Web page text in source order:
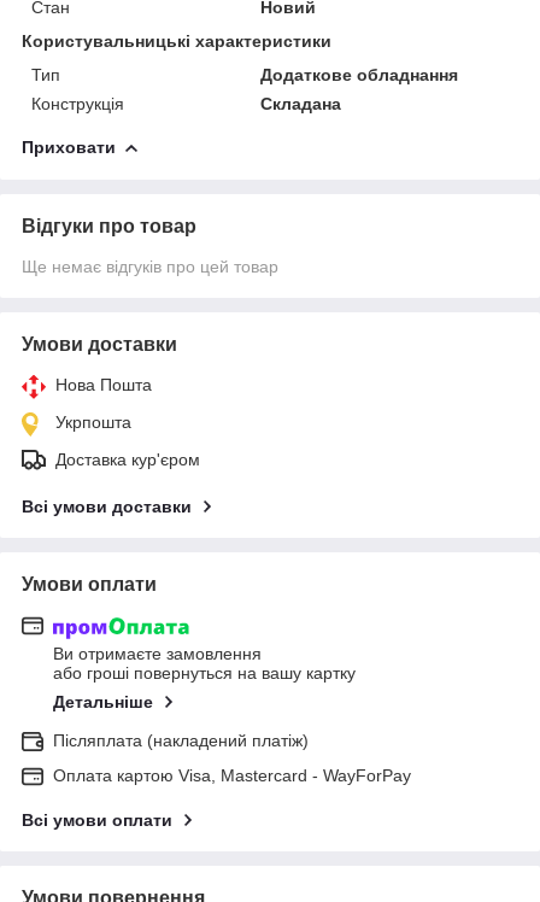
Стан
Новий
Користувальницькі характеристики
Тип
Додаткове обладнання
Конструкція
Складана
Приховати
Відгуки про товар
Ще немає відгуків про цей товар
Умови доставки
Нова Пошта
Укрпошта
Доставка кур'єром
Всі умови доставки
Умови оплати
Ви отримаєте замовлення
або гроші повернуться на вашу картку
Детальніше
Післяплата (накладений платіж)
Оплата картою Visa, Mastercard - WayForPay
Всі умови оплати